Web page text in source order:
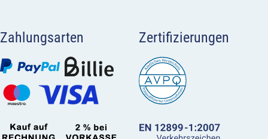
Zahlungsarten Zertifizierungen